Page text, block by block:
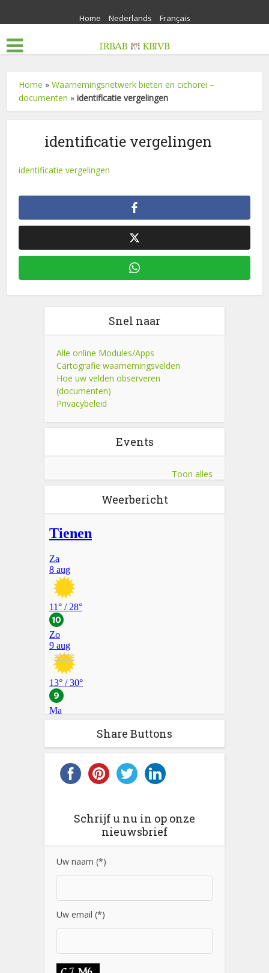
Home Nederlands Français
Home »Waarnemingsnetwerk bieten en cichorei –
documenten »identificatie vergelingen
identificatie vergelingen
identificatie vergelingen
Snel naar
Alle online Modules/Apps
Cartografie waarnemingsvelden
Hoe uw velden observeren
(documenten)
Privacybeleid
Events
Toon alles
Weerbericht
Share Buttons
Schrijf u nu in op onze
nieuwsbrief
Uw naam (*)
Uw email (*)